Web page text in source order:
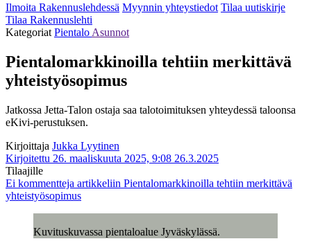
Ilmoita Rakennuslehdessä Myynnin yhteystiedot Tilaa uutiskirje
Tilaa Rakennuslehti
Kategoriat Pientalo Asunnot
Pientalomarkkinoilla tehtiin merkittävä
yhteistyösopimus
Jatkossa Jetta-Talon ostaja saa talotoimituksen yhteydessä taloonsa
eKivi-perustuksen.
Kirjoittaja Jukka Lyytinen
Kirjoitettu 26. maaliskuuta 2025, 9:08 26.3.2025
Tilaajille
Ei kommentteja artikkeliin Pientalomarkkinoilla tehtiin merkittävä
yhteistyösopimus
Kuvituskuvassa pientaloalue Jyväskylässä.